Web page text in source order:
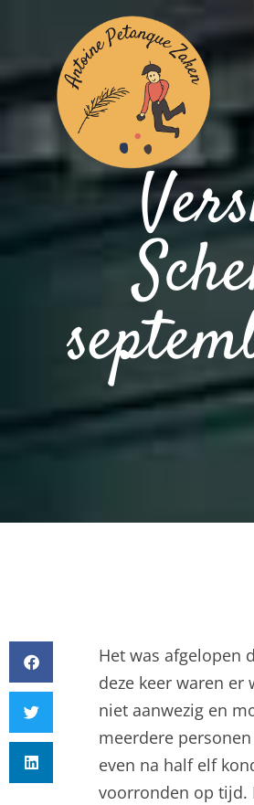
Het was afgelopen
deze keer waren er
niet aanwezig en
meerdere
even na half elf
voorronden op tijd.